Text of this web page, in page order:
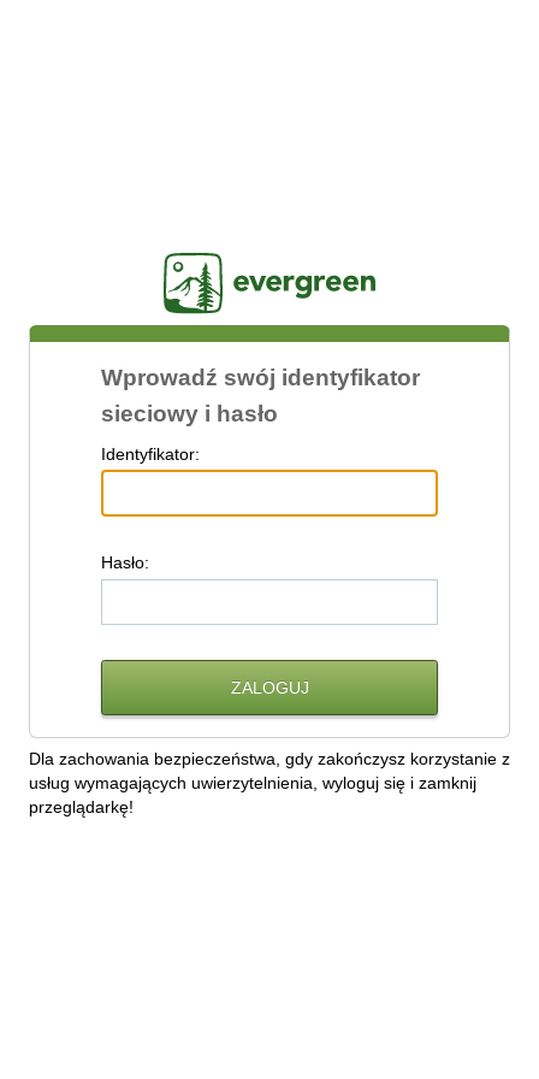
Wprowadź swój identyfikator
sieciowy i hasło
Identyfikator:
Hasło:
Dla zachowania bezpieczeństwa, gdy zakończysz korzystanie z
usług wymagających uwierzytelnienia, wyloguj się i zamknij
przeglądarkę!